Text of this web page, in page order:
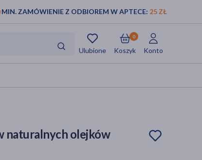
MIN. ZAMÓWIENIE Z ODBIOREM W APTECE: 25 ZŁ
Ulubione Koszyk
0
Konto
naturalnych olejków